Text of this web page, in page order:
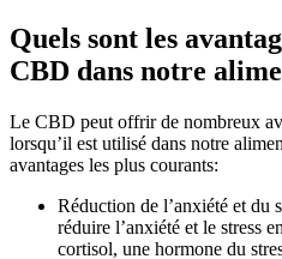
Quels sont les
CBD dans notre
Le CBD peut offrir de nombreux
lorsqu’il est utilisé dans notre
avantages les plus courants:
Réduction de l’anxiété et du
réduire l’anxiété et le stress
cortisol, une hormone du